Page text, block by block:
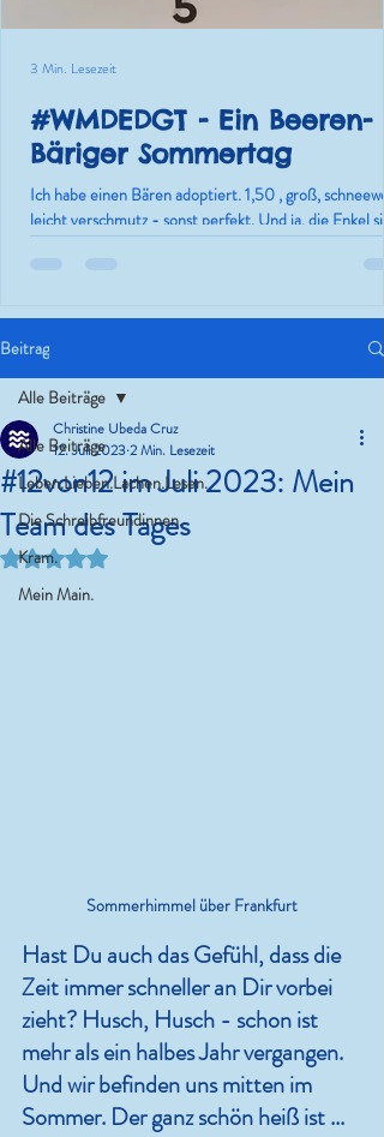
#WMDEDGT - Ein Beeren-
Bäriger Sommertag
Ich habe einen Bären adoptiert. 1,50 , groß,
leicht verschmutz - sonst perfekt. Und ja, die Enkel
3 Min. Lesezeit
Beitrag
Alle Beiträge
Leben.Lieben.Lachen.Lesen.
Die Schreibfreundinnen.
Kram.
Mein Main.
Alle Beiträge
#12von12 im Juli 2023: Mein
Team des Tages
Christine Ubeda Cruz
12. Juli 20232 Min. Lesezeit
Mit NaN von 5 Sternen bewertet.
Sommerhimmel über Frankfurt
Hast Du auch das Gefühl, dass die
Zeit immer schneller an Dir vorbei
zieht? Husch, Husch - schon ist
mehr als ein halbes Jahr vergangen.
Und wir befinden uns mitten im
Sommer. Der ganz schön heiß ist ...